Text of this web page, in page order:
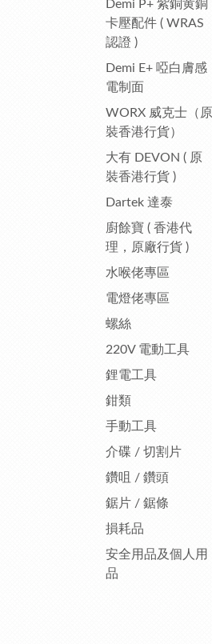
Demi P+ 紫銅黄銅
卡壓配件 ( WRAS
認證 )
Demi E+ 啞白膚感
電制面
WORX 威克士（原
裝香港行貨）
大有 DEVON ( 原
裝香港行貨 )
Dartek 達泰
廚餘寶 ( 香港代
理，原廠行貨 )
水喉佬專區
電燈佬專區
螺絲
220V 電動工具
鋰電工具
鉗類
手動工具
介碟 / 切割片
鑽咀 / 鑽頭
鋸片 / 鋸條
損耗品
安全用品及個人用
品